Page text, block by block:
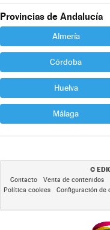
Provincias de Andalucía
Almería
Córdoba
Huelva
Málaga
©
Contacto Venta de contenidos
Política cookies
Configuración de